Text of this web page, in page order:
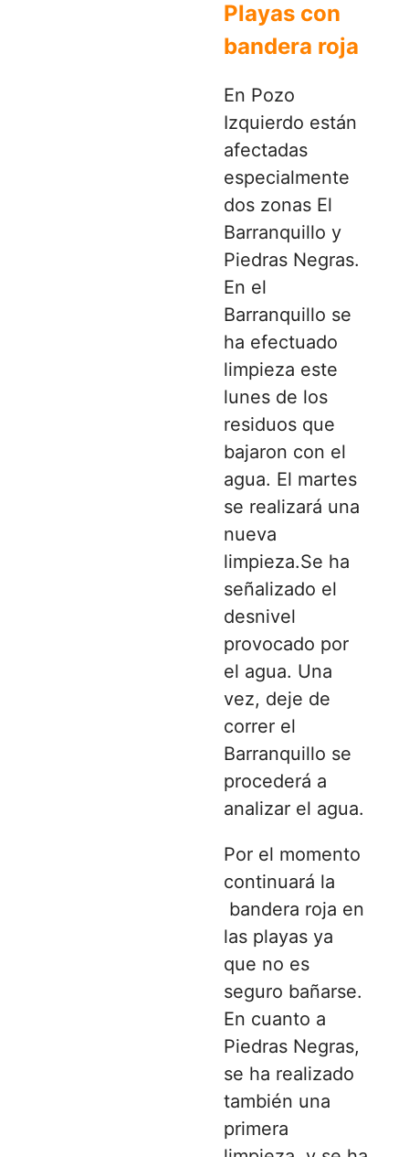
Playas con
bandera roja
En Pozo
Izquierdo están
afectadas
especialmente
dos zonas El
Barranquillo y
Piedras Negras.
En el
Barranquillo se
ha efectuado
limpieza este
lunes de los
residuos que
bajaron con el
agua. El martes
se realizará una
nueva
limpieza.Se ha
señalizado el
desnivel
provocado por
el agua. Una
vez, deje de
correr el
Barranquillo se
procederá a
analizar el agua.
Por el momento
continuará la
bandera roja en
las playas ya
que no es
seguro bañarse.
En cuanto a
Piedras Negras,
se ha realizado
también una
primera